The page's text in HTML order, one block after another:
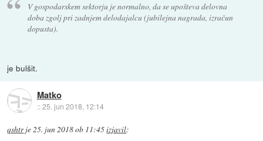
V gospodarskem sektorju je normalno, da se upošteva delovna
doba zgolj pri zadnjem delodajalcu (jubilejna nagrada, izračun
dopusta).
je bulšit.
Matko
::25. jun 2018, 12:14
qshtrje25. jun 2018 ob 11:45izjavil: